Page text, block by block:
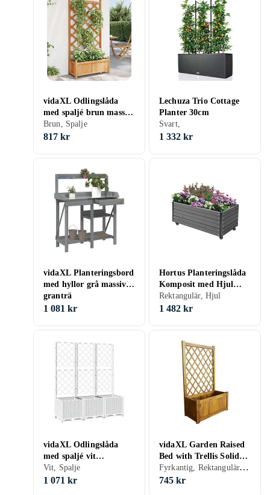
vidaXL Odlingslåda
med spaljé brun massivt
granträ 365488
Brun, Spalje
817 kr
Lechuza Trio Cottage
Planter 30cm
Svart,
1 332 kr
vidaXL Planteringsbord
med hyllor grå massivt
granträ
1 081 kr
Hortus Planteringslåda
Komposit med Hjul
210-938
Rektangulär, Hjul
1 482 kr
vidaXL Odlingslåda
med spaljé vit
120x40x136 cm PP
153284
Vit, Spalje
1 071 kr
vidaXL Garden Raised
Bed with Trellis Solid
Acacia Wood
Fyrkantig, Rektangulär, Grön, Ben, Spalje
745 kr